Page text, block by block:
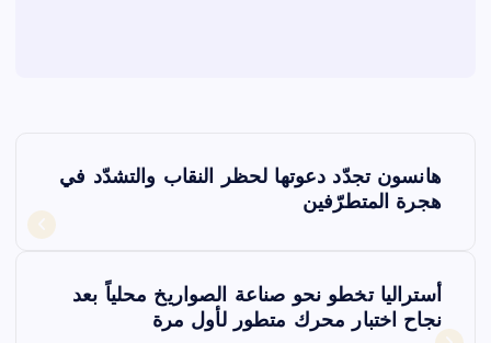
ص
ح
هانسون تجدّد دعوتها لحظر النقاب والتشدّد في
هجرة المتطرّفين
أستراليا تخطو نحو صناعة الصواريخ محلياً بعد
نجاح اختبار محرك متطور لأول مرة